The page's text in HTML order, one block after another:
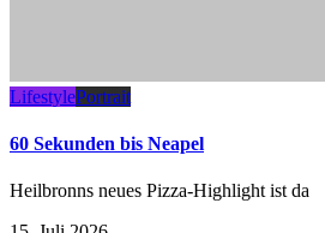
LifestylePortrait
60 Sekunden bis Neapel
Heilbronns neues Pizza-Highlight ist da